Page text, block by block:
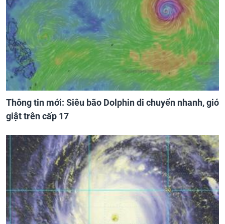
Thông tin mới: Siêu bão Dolphin di chuyển nhanh, gió
giật trên cấp 17